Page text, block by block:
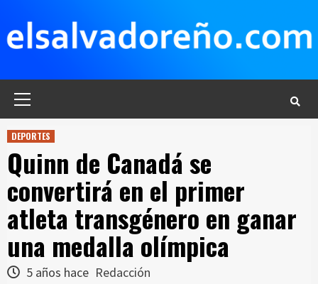
contenido
DEPORTES
Quinn de Canadá se
convertirá en el primer
atleta transgénero en ganar
una medalla olímpica
5 años hace Redacción